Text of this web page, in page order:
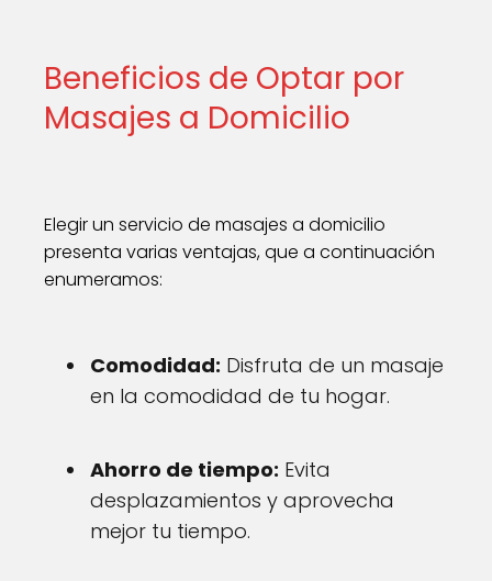
Beneficios de Optar por
Masajes a Domicilio
Elegir un servicio de masajes a domicilio
presenta varias ventajas, que a continuación
enumeramos:
Comodidad: Disfruta de un masaje
en la comodidad de tu hogar.
Ahorro de tiempo: Evita
desplazamientos y aprovecha
mejor tu tiempo.